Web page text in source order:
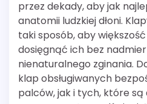
przez dekady, aby jak
anatomii ludzkiej dłoni.
taki sposób, aby
dosięgnąć ich bez
nienaturalnego zginania.
klap obsługiwanych
palców, jak i tych, które